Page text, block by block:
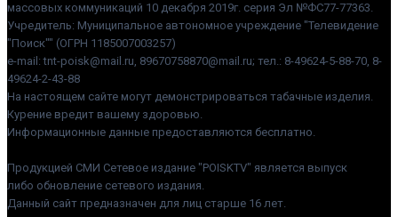
массовых коммуникаций 10 декабря 2019г. серия Эл №ФС77-77363.
Учредитель: Муниципальное автономное учреждение "Телевидение
"Поиск"" (ОГРН 1185007003257)
e-mail: tnt-poisk@mail.ru, 89670758870@mail.ru; тел.: 8-49624-5-88-70, 8-
49624-2-43-88
На настоящем сайте могут демонстрироваться табачные изделия.
Курение вредит вашему здоровью.
Информационные данные предоставляются бесплатно.
Продукцией СМИ Сетевое издание "POISKTV" является выпуск
либо обновление сетевого издания.
Данный сайт предназначен для лиц старше 16 лет.